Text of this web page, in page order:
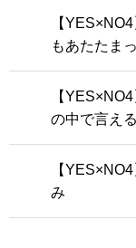
【
もあたたま
【
の中で言え
【
み